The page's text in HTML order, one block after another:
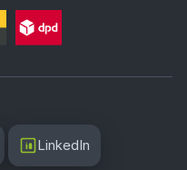
LinkedIn